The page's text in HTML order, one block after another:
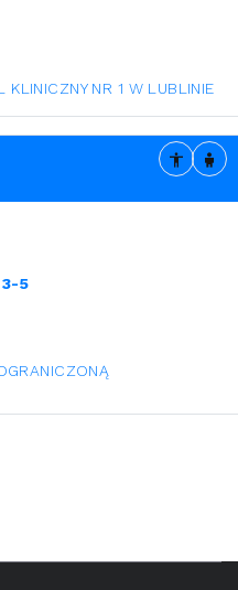
KLINICZNY NR 1 W LUBLINIE
3-5